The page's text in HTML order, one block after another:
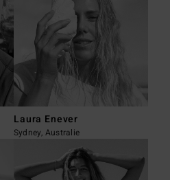
Laura Enever
Sydney, Australie